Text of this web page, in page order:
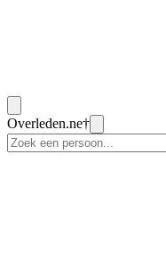
Overleden.ne†